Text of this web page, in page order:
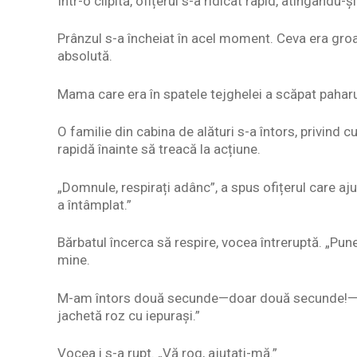
Prânzul s-a încheiat în acel moment. Ceva era
absolută.
Mama care era în spatele tejghelei a scăpat
O familie din cabina de alături s-a întors, privind
rapidă înainte să treacă la acțiune.
„Domnule, respirați adânc”, a spus ofițerul care
a întâmplat.”
Bărbatul încerca să respire, vocea întreruptă.
mine.
M-am întors două secunde—doar două
jachetă roz cu iepurași.”
Vocea i s-a rupt. „Vă rog, ajutați-mă.”